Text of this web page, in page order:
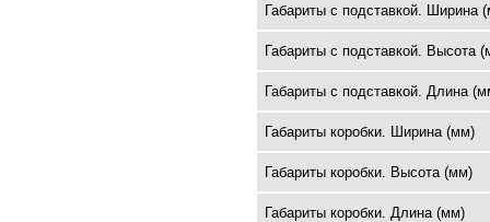
Габариты с подставкой. Ширина
Габариты с подставкой. Высота
Габариты с подставкой. Длина
Габариты коробки. Ширина (мм)
Габариты коробки. Высота (мм)
Габариты коробки. Длина (мм)